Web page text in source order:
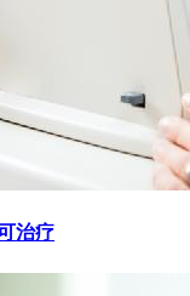
治疗